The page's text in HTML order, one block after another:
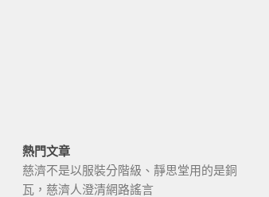
熱門文章
慈濟不是以服裝分階級、靜思堂用的是銅
瓦，慈濟人澄清網路謠言